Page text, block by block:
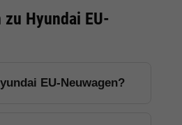
Hyundai EU-
EU-Neuwagen?